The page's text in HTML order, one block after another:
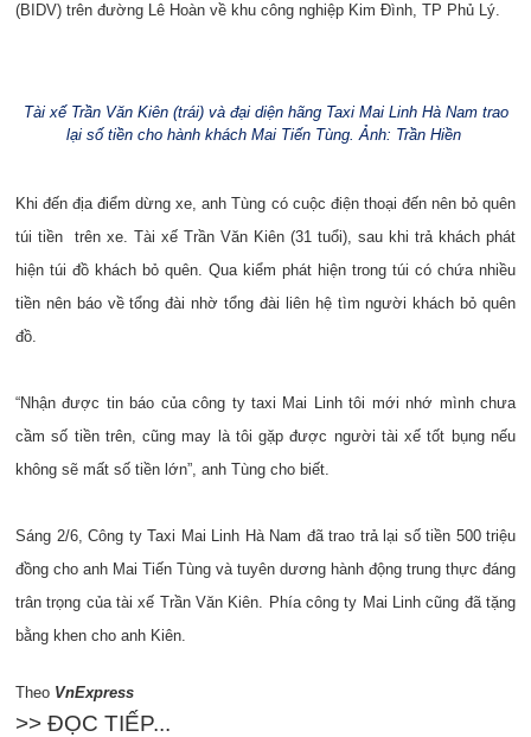
(BIDV) trên đường Lê Hoàn về khu công nghiệp Kim Đình, TP Phủ Lý.
Tài xế Trần Văn Kiên (trái) và đại diện hãng Taxi Mai Linh Hà Nam trao
lại số tiền cho hành khách Mai Tiến Tùng. Ảnh: Trần Hiền
Khi đến địa điểm dừng xe, anh Tùng có cuộc điện thoại đến nên bỏ quên
túi tiền trên xe. Tài xế Trần Văn Kiên (31 tuổi), sau khi trả khách phát
hiện túi đồ khách bỏ quên. Qua kiểm phát hiện trong túi có chứa nhiều
tiền nên báo về tổng đài nhờ tổng đài liên hệ tìm người khách bỏ quên
đồ.
“Nhận được tin báo của công ty taxi Mai Linh tôi mới nhớ mình chưa
cầm số tiền trên, cũng may là tôi gặp được người tài xế tốt bụng nếu
không sẽ mất số tiền lớn”, anh Tùng cho biết.
Sáng 2/6, Công ty Taxi Mai Linh Hà Nam đã trao trả lại số tiền 500 triệu
đồng cho anh Mai Tiến Tùng và tuyên dương hành động trung thực đáng
trân trọng của tài xế Trần Văn Kiên. Phía công ty Mai Linh cũng đã tặng
bằng khen cho anh Kiên.
Theo VnExpress
>> ĐỌC TIẾP...